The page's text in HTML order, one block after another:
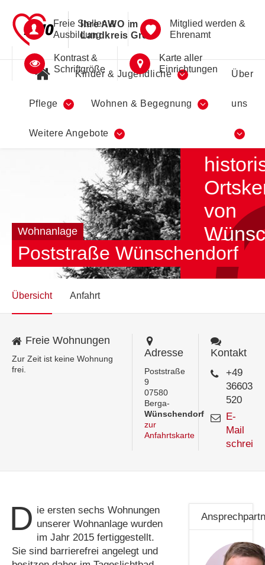
Ihre AWO im
Landkreis Greiz
Freie Stellen &
Ausbildung
Mitglied werden &
Ehrenamt
Kontrast &
Schriftgröße
Karte aller
Einrichtungen
Kinder & Jugendliche
Pflege Wohnen & Begegnung
Weitere Angebote
Über
uns
Wohnanlage
Poststraße Wünschendorf
von
Übersicht Anfahrt
Freie Wohnungen
Zur Zeit ist keine Wohnung
frei.
Adresse
Poststraße
9
07580
Berga-
Wünschendorf
zur
Anfahrtskarte
Kontakt
+49
36603
520
E-
Mail
D ie ersten sechs Wohnungen
unserer Wohnanlage wurden
im Jahr 2015 fertiggestellt.
Sie sind barrierefrei angelegt und